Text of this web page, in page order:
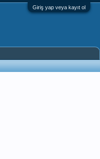
Giriş yap veya kayıt ol